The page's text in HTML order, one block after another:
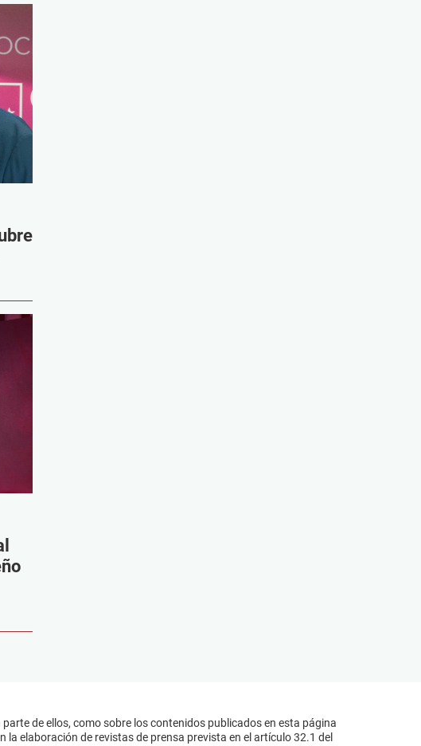
de ellos, como sobre los contenidos publicados en esta página
elaboración de revistas de prensa prevista en el artículo 32.1 del